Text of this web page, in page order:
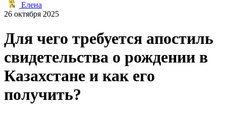
Елена
26 октября 2025
Для чего требуется апостиль
свидетельства о рождении в
Казахстане и как его
получить?